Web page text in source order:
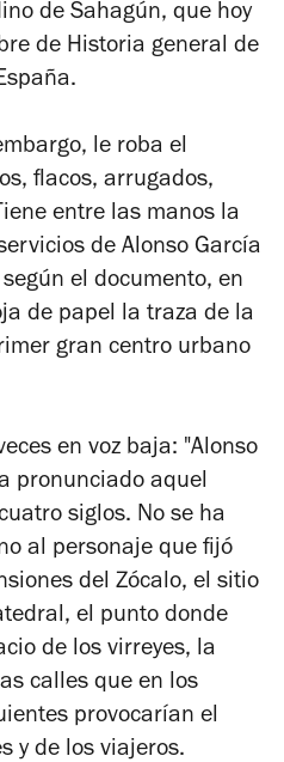
de Sahagún, que hoy
de Historia general de
le roba el
flacos, arrugados,
entre las manos la
de Alonso García
el documento, en
de papel la traza de la
gran centro urbano
en voz baja: "Alonso
pronunciado aquel
siglos. No se ha
al personaje que fijó
del Zócalo, el sitio
el punto donde
de los virreyes, la
calles que en los
provocarían el
y de los viajeros.